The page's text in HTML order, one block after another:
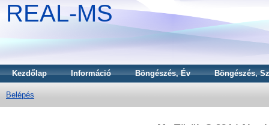
REAL-MS
Kezdőlap Információ Böngészés, Év Böngészés,
Belépés